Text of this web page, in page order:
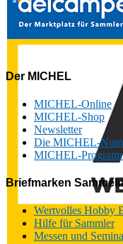
Der MICHEL
MICHEL-Online
MICHEL-Shop
Newsletter
Die MICHEL-
MICHEL-
Briefmarken
Wertvolles Hobby
Hilfe für Sammler
Messen und